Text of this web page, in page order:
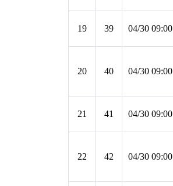
19 39 04/30 09:00
20 40 04/30 09:00
21 41 04/30 09:00
22 42 04/30 09:00